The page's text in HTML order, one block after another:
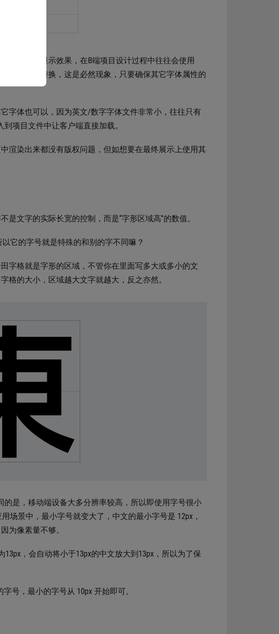
实项目的显示效果，在B端项目设计过程中往往会使用
体就会被替换，这是必然现象，只要确保其它字体属性的
字体也可以，因为英文/数字字体文件非常小，往往只有
项目文件中让客户端直接加载。
渲染出来都没有版权问题，但如想要在最终展示上使用其
文字的实际长宽的控制，而是“字形区域高”的数值。
它的字号就是特殊的和别的字不同嘛？
字格就是字形的区域，不管你在里面写多大或多小的文
格的大小，区域越大文字就越大，反之亦然。
是，移动端设备大多分辨率较高，所以即使用字号很小
场景中，最小字号就变大了，中文的最小字号是 12px，
为像素量不够。
，会自动将小于13px的中文放大到13px，所以为了保
号，最小的字号从 10px 开始即可。